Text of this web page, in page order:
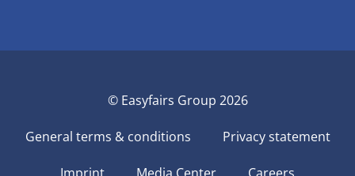
© Easyfairs Group 2026
General terms & conditions Privacy statement
Imprint Media Center Careers